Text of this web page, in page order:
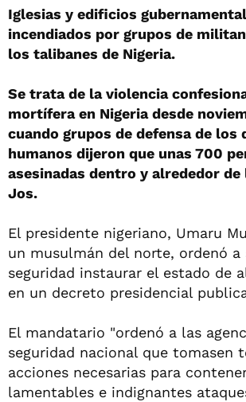
Iglesias y edificios
incendiados por grupos de
los talibanes de Nigeria.
Se trata de la violencia
mortífera en Nigeria desde
cuando grupos de defensa de los
humanos dijeron que unas 700
asesinadas dentro y alrededor de
Jos.
El presidente nigeriano, Umaru
un musulmán del norte, ordenó a
seguridad instaurar el estado de
en un decreto presidencial
El mandatario "ordenó a las
seguridad nacional que tomasen
acciones necesarias para
lamentables e indignantes